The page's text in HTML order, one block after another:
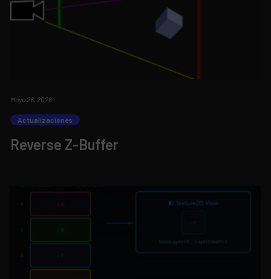
Mayo 26, 2026
Actualizaciones
Reverse Z-Buffer